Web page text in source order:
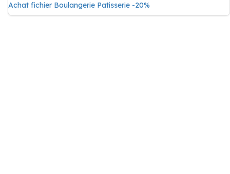
Achat fichier Boulangerie Patisserie -20%